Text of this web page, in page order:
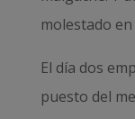
molestado
El día dos
puesto del